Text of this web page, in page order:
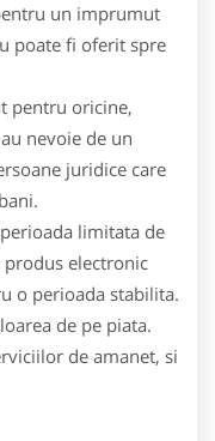
un imprumut
poate fi oferit spre
pentru oricine,
nevoie de un
juridice care
limitata de
electronic
o perioada stabilita.
de pe piata.
de amanet, si